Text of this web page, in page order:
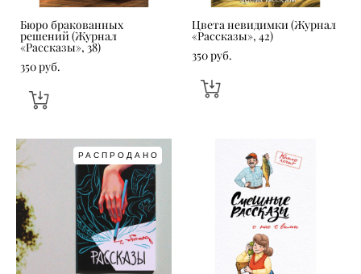
Бюро бракованных
решений (Журнал
«Рассказы», 38)
350 pуб.
Цвета невидимки (Журнал
«Рассказы», 42)
350 pуб.
РАСПРОДАНО